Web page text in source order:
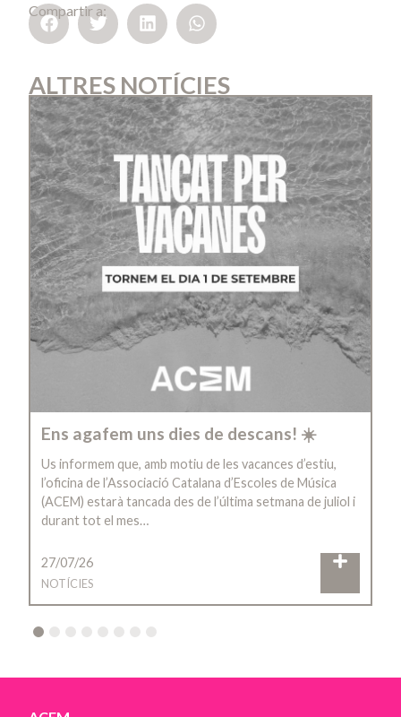
Compartir a:
ALTRES NOTÍCIES
Ens agafem uns dies de descans! ☀️
Us informem que, amb motiu de les vacances d’estiu,
l’oficina de l’Associació Catalana d’Escoles de Música
(ACEM) estarà tancada des de l’última setmana de juliol i
durant tot el mes…
27/07/26
NOTÍCIES
4 5 6 7 8